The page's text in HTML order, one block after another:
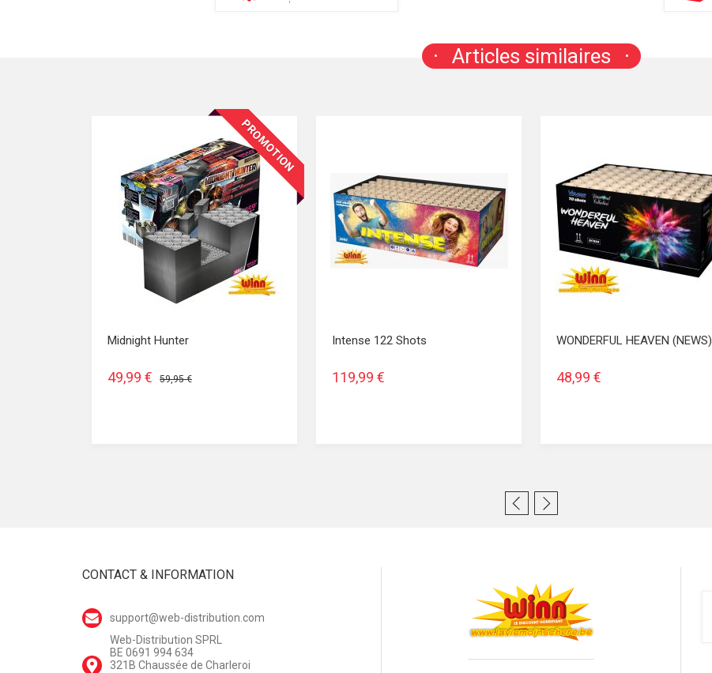
Articles similaires
PROMOTION
Midnight Hunter
49,99 € 59,95 €
Intense 122 Shots
119,99 €
WONDERFUL HEAVEN (NEWS)
48,99 €
CONTACT & INFORMATION
support@web-distribution.com
Web-Distribution SPRL
BE 0691 994 634
321B Chaussée de Charleroi